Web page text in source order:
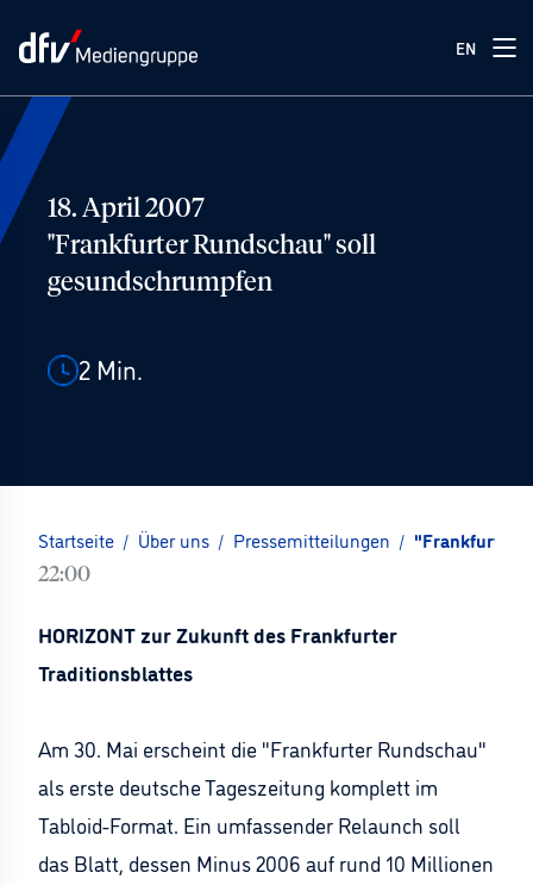
EN
18. April 2007
"Frankfurter Rundschau" soll
gesundschrumpfen
2 Min.
Startseite / Über uns / Pressemitteilungen / "Frankfurter
22:00
HORIZONT zur Zukunft des Frankfurter
Traditionsblattes
Am 30. Mai erscheint die "Frankfurter Rundschau"
als erste deutsche Tageszeitung komplett im
Tabloid-Format. Ein umfassender Relaunch soll
das Blatt, dessen Minus 2006 auf rund 10 Millionen